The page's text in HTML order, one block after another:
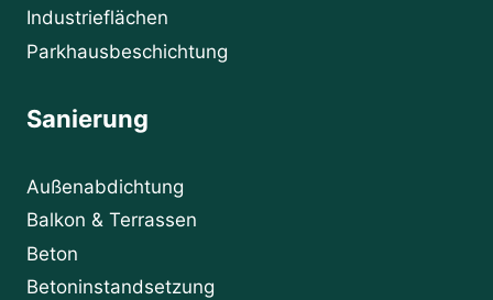
Industrieflächen
Parkhausbeschichtung
Sanierung
Außenabdichtung
Balkon & Terrassen
Beton
Betoninstandsetzung